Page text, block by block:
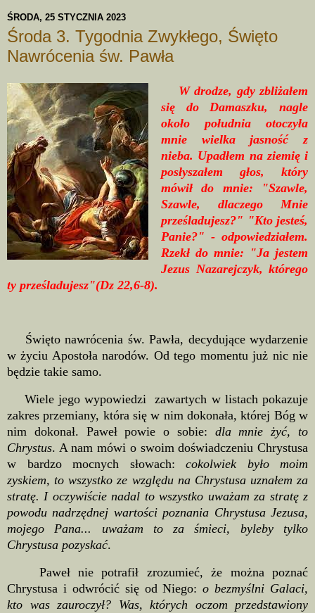
ŚRODA, 25 STYCZNIA 2023
Środa 3. Tygodnia Zwykłego, Święto
Nawrócenia św. Pawła
W drodze, gdy zbliżałem
się do Damaszku, nagle
około południa otoczyła
mnie wielka jasność z
nieba. Upadłem na ziemię i
posłyszałem głos, który
mówił do mnie: "Szawle,
Szawle, dlaczego Mnie
prześladujesz?" "Kto jesteś,
Panie?" - odpowiedziałem.
Rzekł do mnie: "Ja jestem
Jezus Nazarejczyk, którego
ty prześladujesz"(Dz 22,6-8).
Święto nawrócenia św. Pawła, decydujące wydarzenie
w życiu Apostoła narodów. Od tego momentu już nic nie
będzie takie samo.
Wiele jego wypowiedzi zawartych w listach pokazuje
zakres przemiany, która się w nim dokonała, której Bóg w
nim dokonał. Paweł powie o sobie: dla mnie żyć, to
Chrystus. A nam mówi o swoim doświadczeniu Chrystusa
w bardzo mocnych słowach: cokolwiek było moim
zyskiem, to wszystko ze względu na Chrystusa uznałem za
stratę. I oczywiście nadal to wszystko uważam za stratę z
powodu nadrzędnej wartości poznania Chrystusa Jezusa,
mojego Pana... uważam to za śmieci, byleby tylko
Chrystusa pozyskać.
Paweł nie potrafił zrozumieć, że można poznać
Chrystusa i odwrócić się od Niego:o bezmyślni Galaci,
kto was zauroczył? Was, których oczom przedstawiony